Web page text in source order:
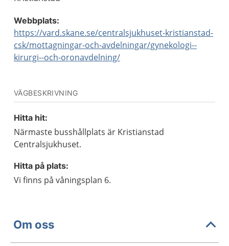
Webbplats:
https://vard.skane.se/centralsjukhuset-kristianstad-
csk/mottagningar-och-avdelningar/gynekologi--
kirurgi--och-oronavdelning/
VÄGBESKRIVNING
Hitta hit:
Närmaste busshållplats är Kristianstad
Centralsjukhuset.
Hitta på plats:
Vi finns på våningsplan 6.
Om oss